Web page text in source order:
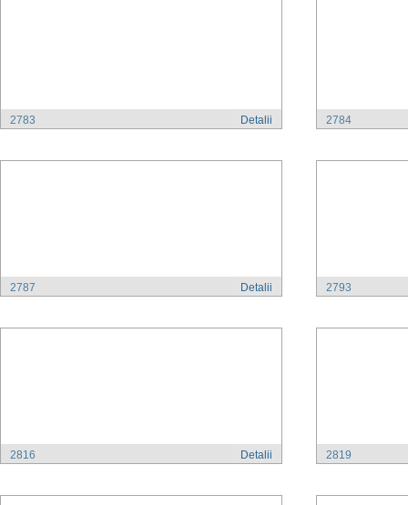
Detalii
2783 2784
Detalii
2787 2793
Detalii
2816 2819